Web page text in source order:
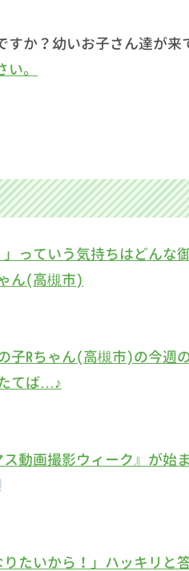
か？幼いお子さん達が来
。
」っていう気持ちはどんな
ん(高槻市)
子Rちゃん(高槻市)の今週
てば…♪
ス動画撮影ウィーク』が始
りたいから！」ハッキリと